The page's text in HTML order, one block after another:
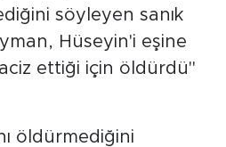
söyleyen sanık
Hüseyin'i eşine
ettiği için öldürdü"
öldürmediğini